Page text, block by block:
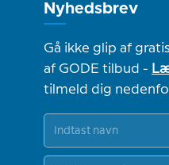
Nyhedsbrev
Gå ikke glip af
af GODE tilbud -
tilmeld dig